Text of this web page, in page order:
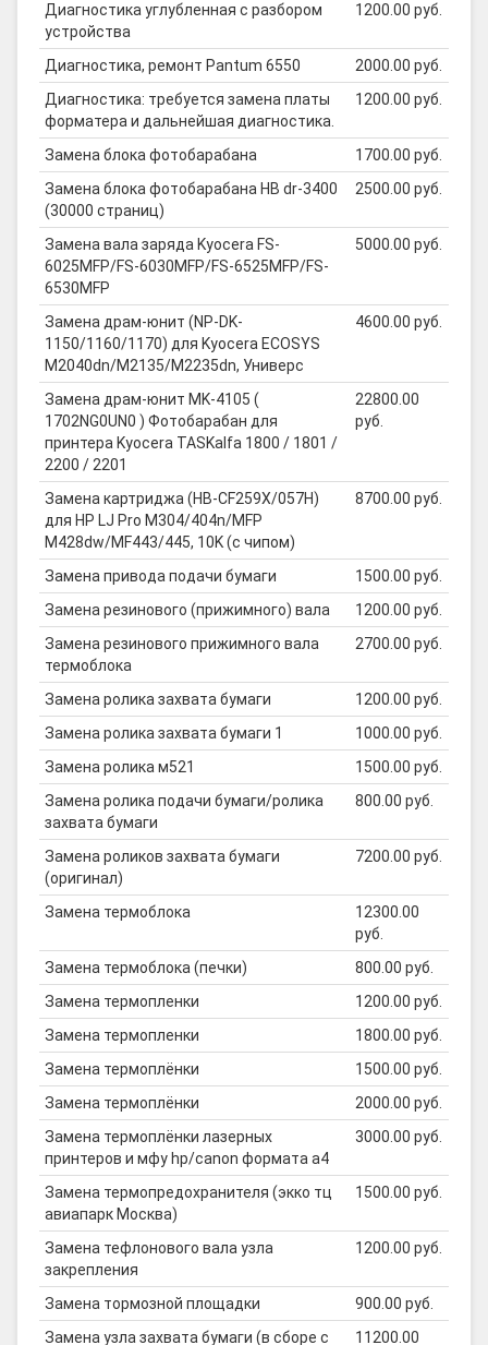
Диагностика углубленная с разбором
устройства
1200.00 руб.
Диагностика, ремонт Pantum 6550
2000.00 руб.
Диагностика: требуется замена платы
форматера и дальнейшая диагностика.
1200.00 руб.
Замена блока фотобарабана
1700.00 руб.
Замена блока фотобарабана HB dr-3400
(30000 страниц)
2500.00 руб.
Замена вала заряда Kyocera FS-
6025MFP/FS-6030MFP/FS-6525MFP/FS-
6530MFP
5000.00 руб.
Замена драм-юнит (NP-DK-
1150/1160/1170) для Kyocera ECOSYS
M2040dn/M2135/M2235dn, Универс
4600.00 руб.
Замена драм-юнит MK-4105 (
1702NG0UN0 ) Фотобарабан для
принтера Kyocera TASKalfa 1800 / 1801 /
2200 / 2201
22800.00
руб.
Замена картриджа (HB-CF259X/057H)
для HP LJ Pro M304/404n/MFP
M428dw/MF443/445, 10K (с чипом)
8700.00 руб.
Замена привода подачи бумаги
1500.00 руб.
Замена резинового (прижимного) вала
1200.00 руб.
Замена резинового прижимного вала
термоблока
2700.00 руб.
Замена ролика захвата бумаги
1200.00 руб.
Замена ролика захвата бумаги 1
1000.00 руб.
Замена ролика м521
1500.00 руб.
Замена ролика подачи бумаги/ролика
захвата бумаги
800.00 руб.
Замена роликов захвата бумаги
(оригинал)
7200.00 руб.
Замена термоблока
12300.00
руб.
Замена термоблока (печки)
800.00 руб.
Замена термопленки
1200.00 руб.
Замена термопленки
1800.00 руб.
Замена термоплёнки
1500.00 руб.
Замена термоплёнки
2000.00 руб.
Замена термоплёнки лазерных
принтеров и мфу hp/canon формата а4
3000.00 руб.
Замена термопредохранителя (экко тц
авиапарк Москва)
1500.00 руб.
Замена тефлонового вала узла
закрепления
1200.00 руб.
Замена тормозной площадки
900.00 руб.
Замена узла захвата бумаги (в сборе с
11200.00